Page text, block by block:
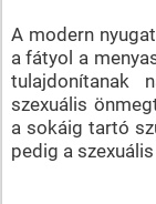
A modern
a fátyol a
tulajdonítanak
szexuális
a sokáig tartó
pedig a